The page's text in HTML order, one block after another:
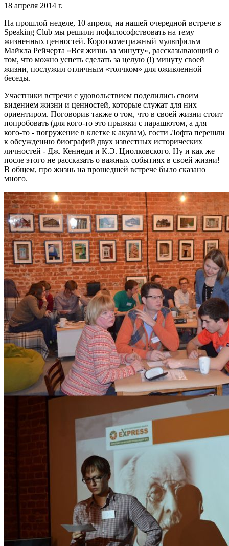
18 апреля 2014 г.
На прошлой неделе, 10 апреля, на нашей очередной встрече в
Speaking Club мы решили пофилософствовать на тему
жизненных ценностей. Короткометражный мультфильм
Майкла Рейчерта «Вся жизнь за минуту», рассказывающий о
том, что можно успеть сделать за целую (!) минуту своей
жизни, послужил отличным «толчком» для оживленной
беседы.
Участники встречи с удовольствием поделились своим
видением жизни и ценностей, которые служат для них
ориентиром. Поговорив также о том, что в своей жизни стоит
попробовать (для кого-то это прыжки с парашютом, а для
кого-то - погружение в клетке к акулам), гости Лофта перешли
к обсуждению биографий двух известных исторических
личностей - Дж. Кеннеди и К.Э. Циолковского. Ну и как же
после этого не рассказать о важных событиях в своей жизни!
В общем, про жизнь на прошедшей встрече было сказано
много.